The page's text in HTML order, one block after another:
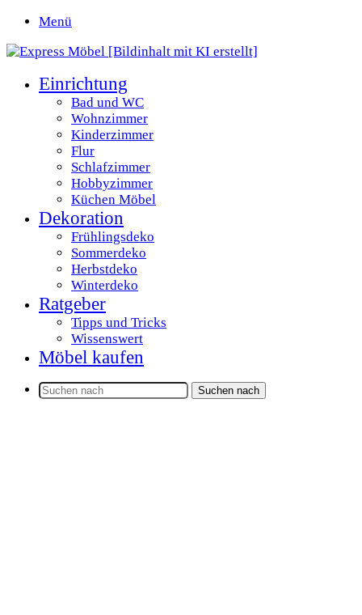
Menü
Einrichtung
Bad und WC
Wohnzimmer
Kinderzimmer
Flur
Schlafzimmer
Hobbyzimmer
Küchen Möbel
Dekoration
Frühlingsdeko
Sommerdeko
Herbstdeko
Winterdeko
Ratgeber
Tipps und Tricks
Wissenswert
Möbel kaufen
Suchen nach